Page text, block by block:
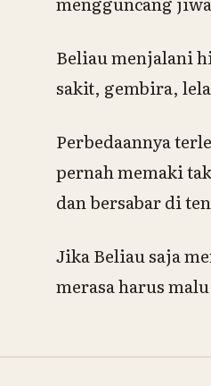
Beliau menjalani
sakit, gembira,
Perbedaannya
pernah memaki
dan bersabar di
Jika Beliau saja
merasa harus